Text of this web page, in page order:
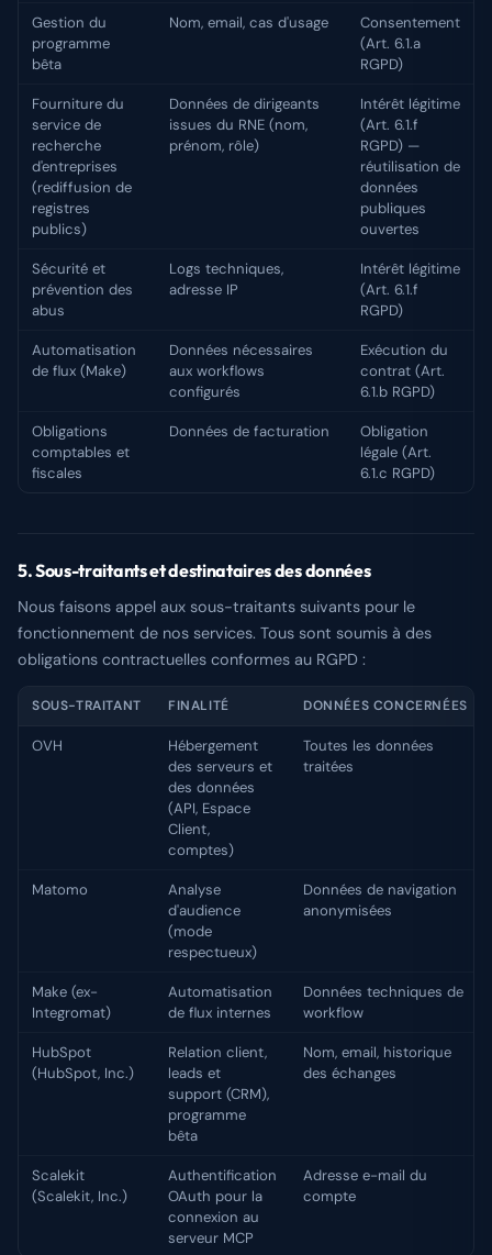
Gestion du
programme
bêta
Nom, email, cas d'usage
Consentement
(Art. 6.1.a
RGPD)
Fourniture du
service de
recherche
d'entreprises
(rediffusion de
registres
publics)
Données de dirigeants
issues du RNE (nom,
prénom, rôle)
Intérêt légitime
(Art. 6.1.f
RGPD) —
réutilisation de
données
publiques
ouvertes
Sécurité et
prévention des
abus
Logs techniques,
adresse IP
Intérêt légitime
(Art. 6.1.f
RGPD)
Automatisation
de flux (Make)
Données nécessaires
aux workflows
configurés
Exécution du
contrat (Art.
6.1.b RGPD)
Obligations
comptables et
fiscales
Données de facturation
Obligation
légale (Art.
6.1.c RGPD)
5. Sous-traitants et destinataires des données
Nous faisons appel aux sous-traitants suivants pour le
fonctionnement de nos services. Tous sont soumis à des
obligations contractuelles conformes au RGPD :
SOUS-TRAITANT FINALITÉ DONNÉES CONCERNÉES
OVH
Hébergement
des serveurs et
des données
(API, Espace
Client,
comptes)
Toutes les données
traitées
Matomo
Analyse
d'audience
(mode
respectueux)
Données de navigation
anonymisées
Make (ex-
Integromat)
Automatisation
de flux internes
Données techniques de
workflow
HubSpot
(HubSpot, Inc.)
Relation client,
leads et
support (CRM),
programme
bêta
Nom, email, historique
des échanges
Scalekit
(Scalekit, Inc.)
Authentification
OAuth pour la
connexion au
serveur MCP
Adresse e-mail du
compte